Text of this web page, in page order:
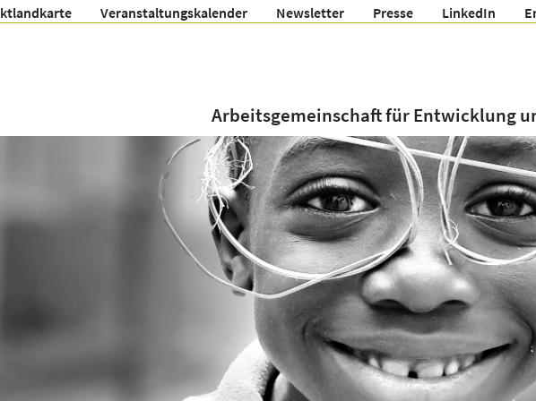
Veranstaltungskalender Newsletter Presse LinkedIn
Arbeitsgemeinschaft für Entwicklung